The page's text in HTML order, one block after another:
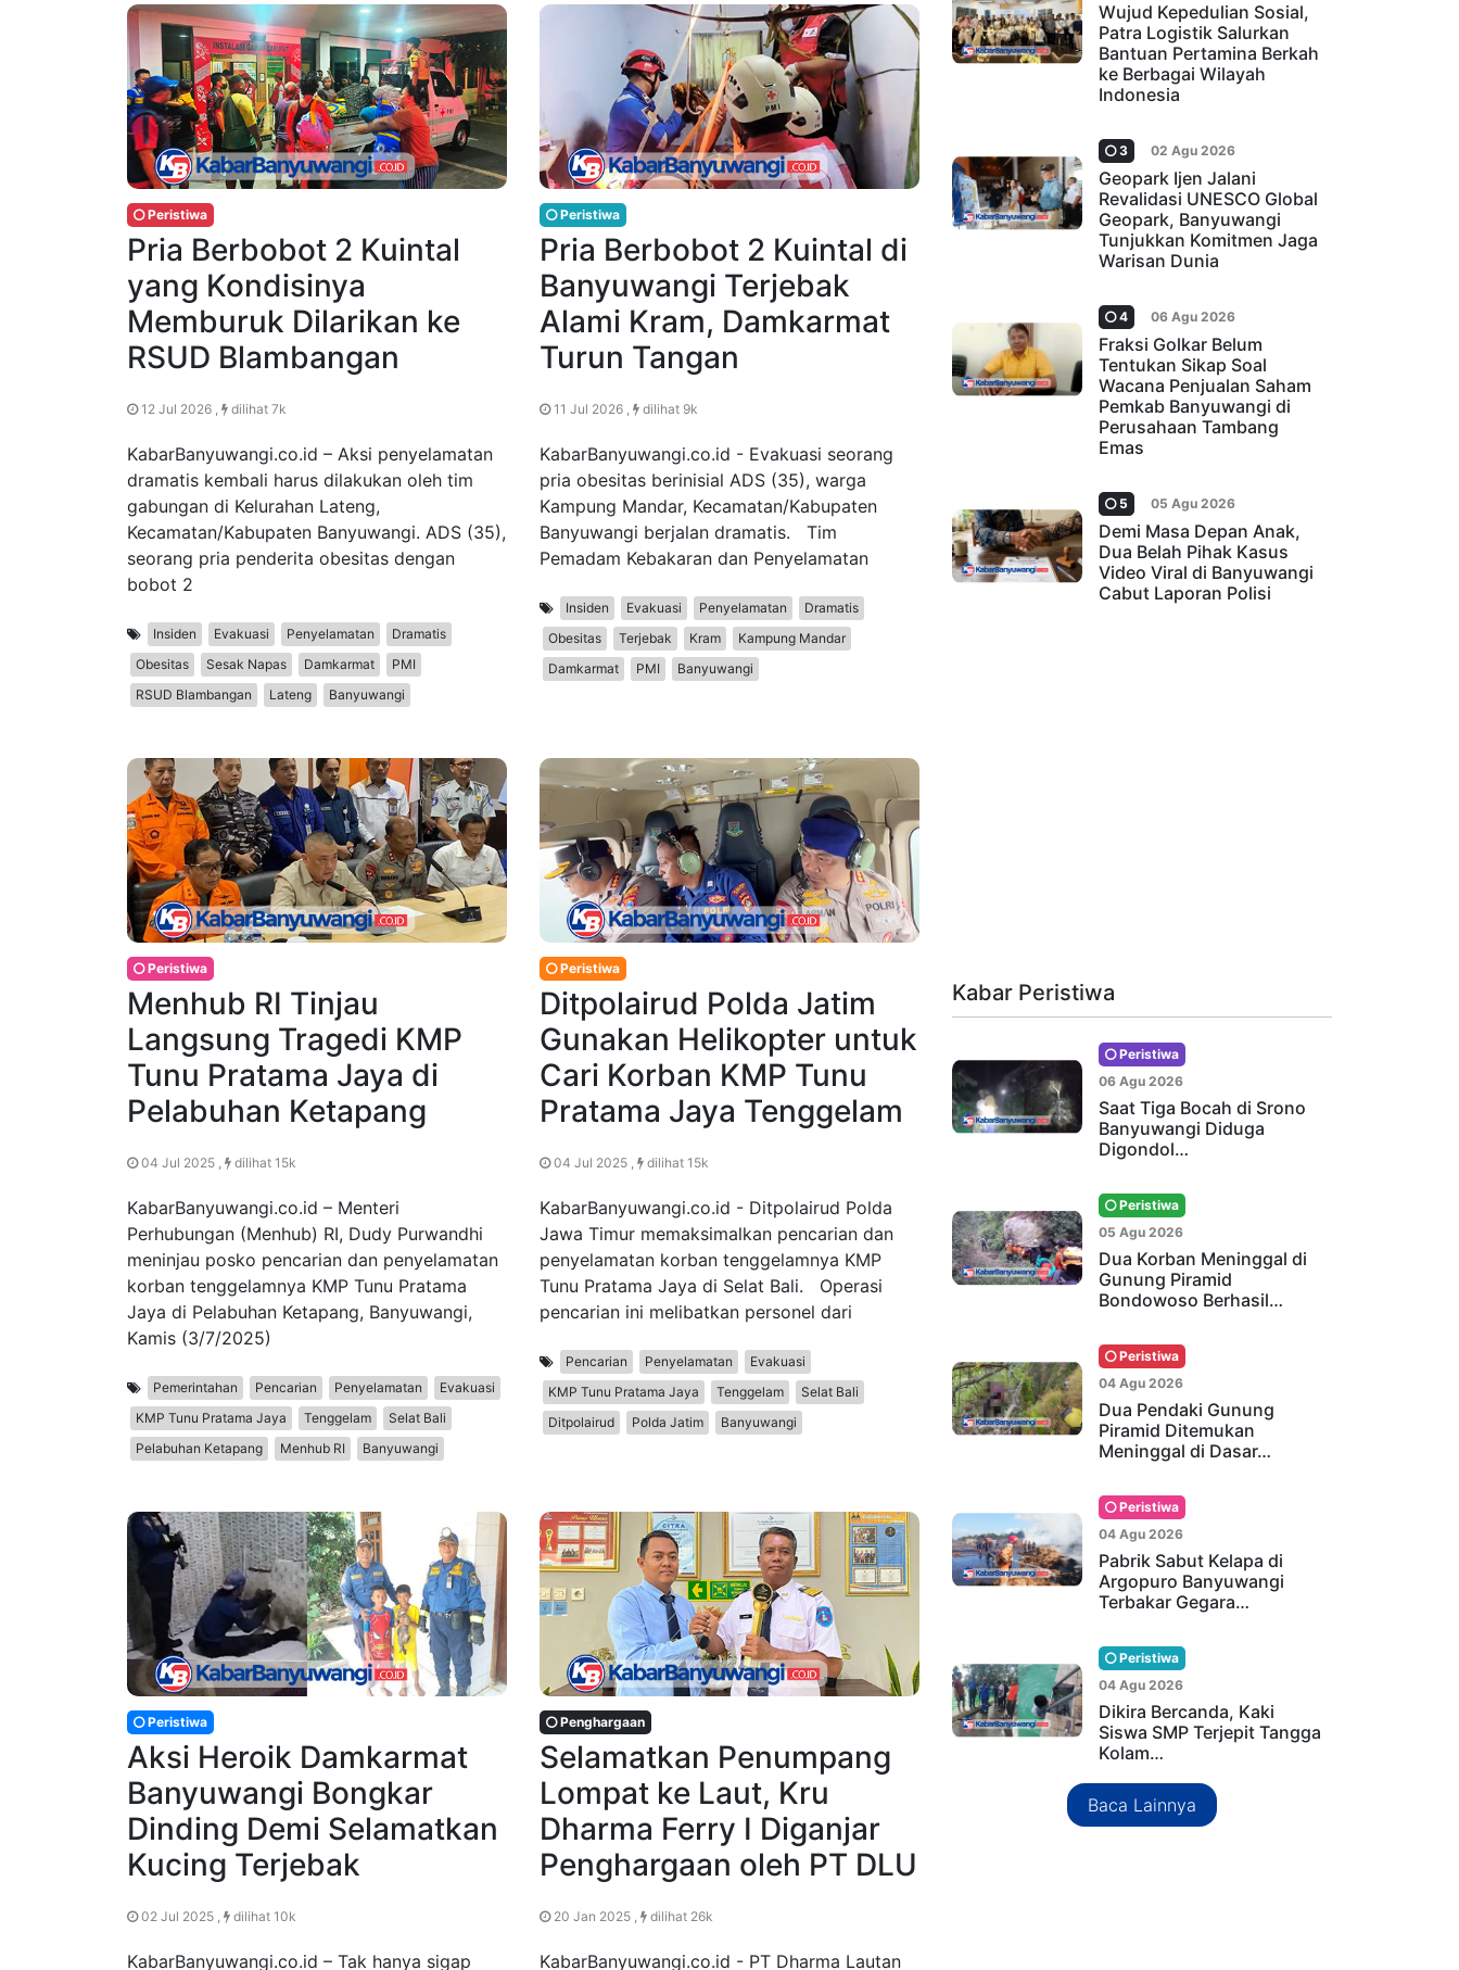
Peristiwa
Pria Berbobot 2 Kuintal
yang Kondisinya
Memburuk Dilarikan ke
RSUD Blambangan
12 Jul 2026 , dilihat 7k
KabarBanyuwangi.co.id – Aksi penyelamatan
dramatis kembali harus dilakukan oleh tim
gabungan di Kelurahan Lateng,
Kecamatan/Kabupaten Banyuwangi. ADS (35),
seorang pria penderita obesitas dengan
bobot 2
Insiden Evakuasi Penyelamatan
Dramatis
Obesitas
Sesak Napas Damkarmat
PMI
RSUD Blambangan
Lateng Banyuwangi
Peristiwa
Pria Berbobot 2 Kuintal di
Banyuwangi Terjebak
Alami Kram, Damkarmat
Turun Tangan
11 Jul 2026 , dilihat 9k
KabarBanyuwangi.co.id - Evakuasi seorang
pria obesitas berinisial ADS (35), warga
Kampung Mandar, Kecamatan/Kabupaten
Banyuwangi berjalan dramatis. Tim
Pemadam Kebakaran dan Penyelamatan
Insiden Evakuasi Penyelamatan
Dramatis
Obesitas
Terjebak Kram
Kampung Mandar
Damkarmat
PMI Banyuwangi
Peristiwa
Menhub RI Tinjau
Langsung Tragedi KMP
Tunu Pratama Jaya di
Pelabuhan Ketapang
04 Jul 2025 , dilihat 15k
KabarBanyuwangi.co.id – Menteri
Perhubungan (Menhub) RI, Dudy Purwandhi
meninjau posko pencarian dan penyelamatan
korban tenggelamnya KMP Tunu Pratama
Jaya di Pelabuhan Ketapang, Banyuwangi,
Kamis (3/7/2025)
Pemerintahan Pencarian Penyelamatan
Evakuasi
KMP Tunu Pratama Jaya
Tenggelam
Selat Bali
Pelabuhan Ketapang
Menhub RI Banyuwangi
Peristiwa
Ditpolairud Polda Jatim
Gunakan Helikopter untuk
Cari Korban KMP Tunu
Pratama Jaya Tenggelam
04 Jul 2025 , dilihat 15k
KabarBanyuwangi.co.id - Ditpolairud Polda
Jawa Timur memaksimalkan pencarian dan
penyelamatan korban tenggelamnya KMP
Tunu Pratama Jaya di Selat Bali. Operasi
pencarian ini melibatkan personel dari
Pencarian Penyelamatan
Evakuasi
KMP Tunu Pratama Jaya
Tenggelam
Selat Bali
Ditpolairud
Polda Jatim Banyuwangi
Peristiwa
Aksi Heroik Damkarmat
Banyuwangi Bongkar
Dinding Demi Selamatkan
Kucing Terjebak
02 Jul 2025 , dilihat 10k
KabarBanyuwangi.co.id – Tak hanya sigap
Penghargaan
Selamatkan Penumpang
Lompat ke Laut, Kru
Dharma Ferry I Diganjar
Penghargaan oleh PT DLU
20 Jan 2025 , dilihat 26k
KabarBanyuwangi.co.id - PT Dharma Lautan
Wujud Kepedulian Sosial,
Patra Logistik Salurkan
Bantuan Pertamina Berkah
ke Berbagai Wilayah
Indonesia
3 02 Agu 2026
Geopark Ijen Jalani
Revalidasi UNESCO Global
Geopark, Banyuwangi
Tunjukkan Komitmen Jaga
Warisan Dunia
4 06 Agu 2026
Fraksi Golkar Belum
Tentukan Sikap Soal
Wacana Penjualan Saham
Pemkab Banyuwangi di
Perusahaan Tambang
Emas
5 05 Agu 2026
Demi Masa Depan Anak,
Dua Belah Pihak Kasus
Video Viral di Banyuwangi
Cabut Laporan Polisi
Kabar Peristiwa
Peristiwa
06 Agu 2026
Saat Tiga Bocah di Srono
Banyuwangi Diduga
Digondol…
Peristiwa
05 Agu 2026
Dua Korban Meninggal di
Gunung Piramid
Bondowoso Berhasil…
Peristiwa
04 Agu 2026
Dua Pendaki Gunung
Piramid Ditemukan
Meninggal di Dasar…
Peristiwa
04 Agu 2026
Pabrik Sabut Kelapa di
Argopuro Banyuwangi
Terbakar Gegara…
Peristiwa
04 Agu 2026
Dikira Bercanda, Kaki
Siswa SMP Terjepit Tangga
Kolam…
Baca Lainnya